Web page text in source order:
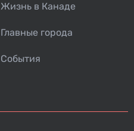
Жизнь в Канаде
Главные города
События